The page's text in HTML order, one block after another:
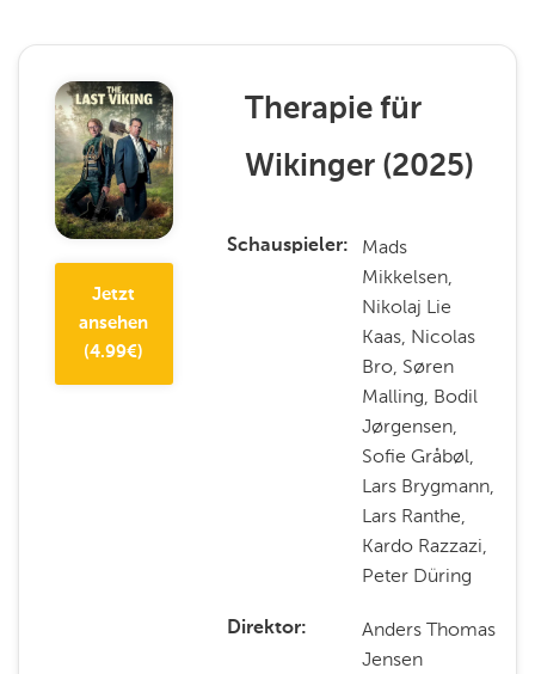
Jetzt
ansehen
(4.99€)
Therapie für
Wikinger (2025)
Schauspieler
Mads
Mikkelsen,
Nikolaj Lie
Kaas, Nicolas
Bro, Søren
Malling, Bodil
Jørgensen,
Sofie Gråbøl,
Lars Brygmann,
Lars Ranthe,
Kardo Razzazi,
Peter Düring
Direktor
Anders Thomas
Jensen